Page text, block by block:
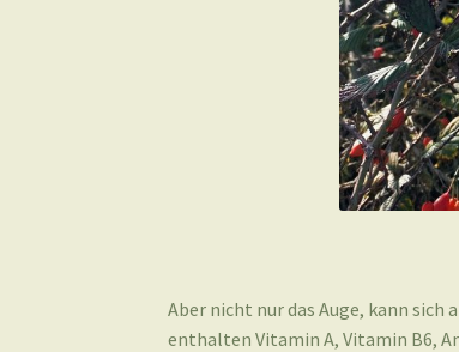
Aber nicht nur das Auge, kann sich
enthalten Vitamin A, Vitamin B6,